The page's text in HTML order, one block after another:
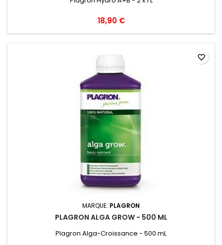
18,90 €
MARQUE: PLAGRON
PLAGRON ALGA GROW - 500 ML
Plagron Alga-Croissance - 500 mL
favorite_border